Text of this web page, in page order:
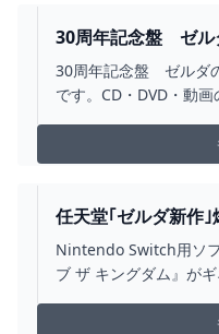
30周年記念盤 ゼルダ
報 日本コロムビア
30周年記念盤 ゼルダ
です。CD・DVD・動画
任天堂｢ゼルダ新作
超有名シリーズだが
ーム・
Nintendo Switch用ソ
ブ ザ キングダム』が
任天堂ゲーム（